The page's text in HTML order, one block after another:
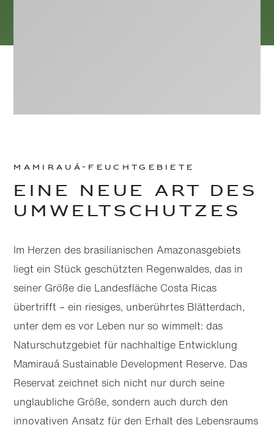
wechseln
wechseln
Mamirauá-Feuchtgebiete
Eine neue Art des
Umwelt­schutzes
Im Herzen des brasilianischen Amazonas­gebiets
liegt ein Stück geschützten Regenwaldes, das in
seiner Größe die Landesfläche Costa Ricas
übertrifft – ein riesiges, unberührtes Blätterdach,
unter dem es vor Leben nur so wimmelt: das
Naturschutz­gebiet für nachhaltige Entwicklung
Mamirauá Sustainable Development Reserve. Das
Reservat zeichnet sich nicht nur durch seine
unglaubliche Größe, sondern auch durch den
innovativen Ansatz für den Erhalt des Lebensraums